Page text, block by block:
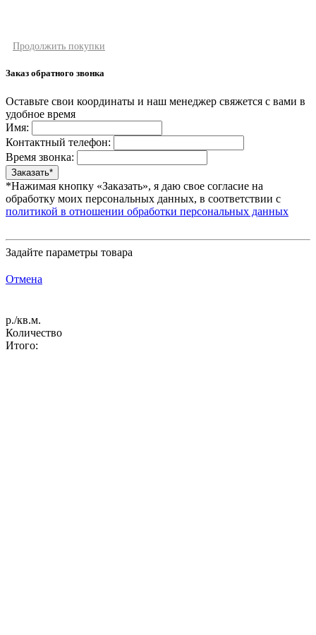
Продолжить покупки
Заказ обратного звонка
Оставьте свои координаты и наш менеджер свяжется с вами в
удобное время
Имя:
Контактный телефон:
Время звонка:
*Нажимая кнопку «Заказать», я даю свое согласие на
обработку моих персональных данных, в соответствии с
политикой в отношении обработки персональных данных
Задайте параметры товара
Отмена
р./кв.м.
Количество
Итого: